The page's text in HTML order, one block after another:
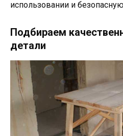
использовании и
Подбираем
детали